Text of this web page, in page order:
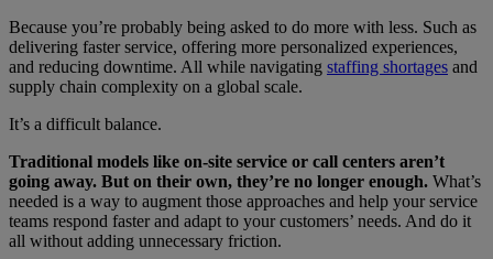
Because you’re probably being asked to do more with less. Such as
delivering faster service, offering more personalized experiences,
and reducing downtime. All while navigating staffing shortages and
supply chain complexity on a global scale.
It’s a difficult balance.
Traditional models like on-site service or call centers aren’t
going away. But on their own, they’re no longer enough. What’s
needed is a way to augment those approaches and help your service
teams respond faster and adapt to your customers’ needs. And do it
all without adding unnecessary friction.